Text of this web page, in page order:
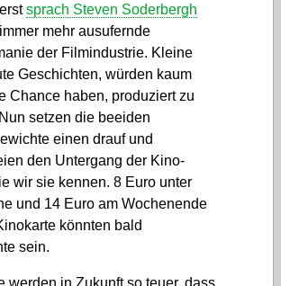
sprach Steven Soderbergh
mehr ausufernde
der Filmindustrie. Kleine
Geschichten, würden kaum
Chance haben, produziert zu
setzen die beeiden
einen drauf und
den Untergang der Kino-
wir sie kennen. 8 Euro unter
und 14 Euro am Wochenende
könnten bald
sein.
werden in Zukunft so teuer, dass